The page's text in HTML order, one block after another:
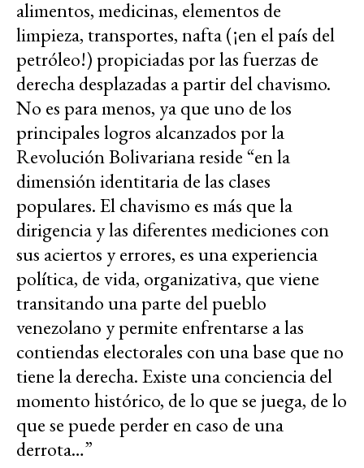
alimentos, medicinas, elementos de
limpieza, transportes, nafta (¡en el país del
petróleo!) propiciadas por las fuerzas de
derecha desplazadas a partir del chavismo.
No es para menos, ya que uno de los
principales logros alcanzados por la
Revolución Bolivariana reside “en la
dimensión identitaria de las clases
populares. El chavismo es más que la
dirigencia y las diferentes mediciones con
sus aciertos y errores, es una experiencia
política, de vida, organizativa, que viene
transitando una parte del pueblo
venezolano y permite enfrentarse a las
contiendas electorales con una base que no
tiene la derecha. Existe una conciencia del
momento histórico, de lo que se juega, de lo
que se puede perder en caso de una
derrota…”